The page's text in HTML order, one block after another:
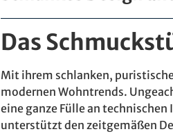
Das
Mit ihrem schlanken,
modernen Wohntrends.
eine ganze Fülle an
unterstützt den zeitgemäßen